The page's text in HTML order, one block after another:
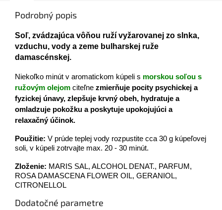
Podrobný popis
Soľ, zvádzajúca vôňou ruží vyžarovanej zo slnka,
vzduchu, vody a zeme bulharskej ruže
damascénskej.
Niekoľko minút v aromatickom kúpeli s morskou soľou s
ružovým olejom citeľne zmierňuje pocity psychickej a
fyzickej únavy, zlepšuje krvný obeh, hydratuje a
omladzuje pokožku a poskytuje upokojujúci a
relaxačný účinok.
Použitie: V prúde teplej vody rozpustite cca 30 g kúpeľovej
soli, v kúpeli zotrvajte max. 20 - 30 minút.
Zloženie: MARIS SAL, ALCOHOL DENAT., PARFUM,
ROSA DAMASCENA FLOWER OIL, GERANIOL,
CITRONELLOL
Dodatočné parametre